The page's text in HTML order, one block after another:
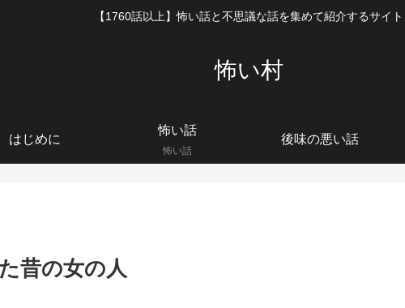
【1760話以上】怖い話と不思議な話を集めて紹介するサイト
怖い村
はじめに
怖い話
怖い話
後味の悪い話
昔の女の人